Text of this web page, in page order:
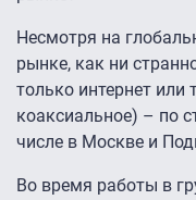
Несмотря на
рынке, как ни
только интернет или
коаксиальное) – по
числе в Москве и
Во время работы в